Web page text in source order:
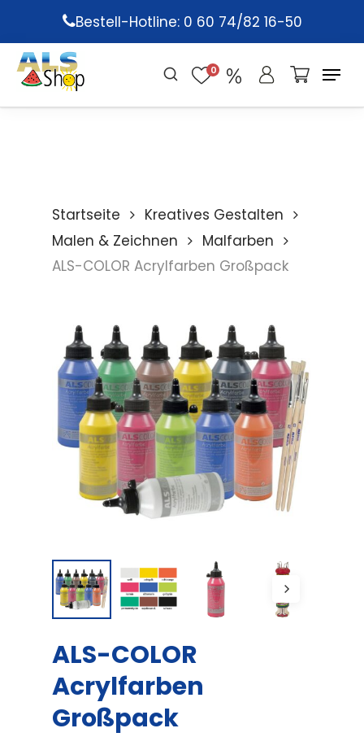
main
content
Bestell-Hotline: 0 60 74/82 16-50
0
Startseite
Kreatives Gestalten
Malen & Zeichnen
Malfarben
ALS-COLOR Acrylfarben Großpack
ALS-COLOR
Acrylfarben
Großpack